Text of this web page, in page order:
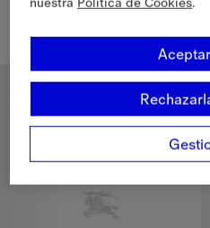
+2
Bufanda en lana Check, 495,00 €